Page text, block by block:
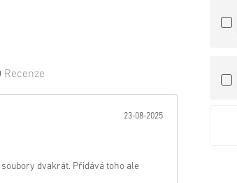
Recenze
23-08-2025
dvakrát. Přidává toho ale